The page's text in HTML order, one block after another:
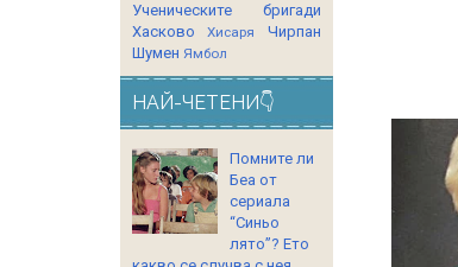
Ученическите бригади
Хасково
Хисаря
Чирпан
Шумен Ямбол
НАЙ-ЧЕТЕНИ👇
Помните ли
Беа от
сериала
“Синьо
лято”? Ето